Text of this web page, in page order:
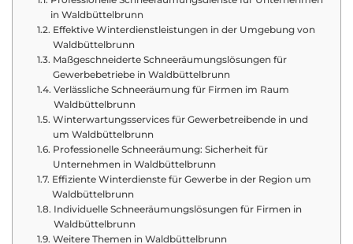
in Waldbüttelbrunn
Effektive Winterdienstleistungen in der Umgebung von
Waldbüttelbrunn
Maßgeschneiderte Schneeräumungslösungen für
Gewerbebetriebe in Waldbüttelbrunn
Verlässliche Schneeräumung für Firmen im Raum
Waldbüttelbrunn
Winterwartungsservices für Gewerbetreibende in und
um Waldbüttelbrunn
Professionelle Schneeräumung: Sicherheit für
Unternehmen in Waldbüttelbrunn
Effiziente Winterdienste für Gewerbe in der Region um
Waldbüttelbrunn
Individuelle Schneeräumungslösungen für Firmen in
Waldbüttelbrunn
Weitere Themen in Waldbüttelbrunn